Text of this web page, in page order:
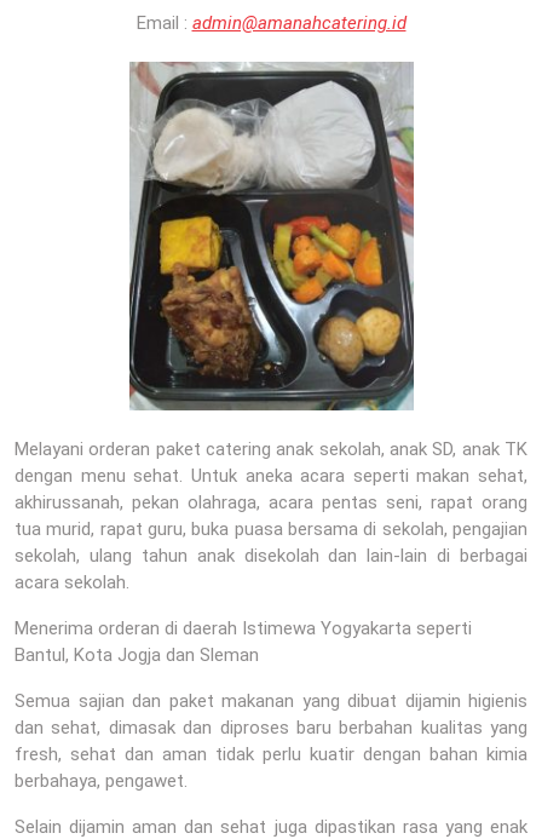
Email : admin@amanahcatering.id
Melayani orderan paket catering anak sekolah, anak SD, anak TK
dengan menu sehat. Untuk aneka acara seperti makan sehat,
akhirussanah, pekan olahraga, acara pentas seni, rapat orang
tua murid, rapat guru, buka puasa bersama di sekolah, pengajian
sekolah, ulang tahun anak disekolah dan lain-lain di berbagai
acara sekolah.
Menerima orderan di daerah Istimewa Yogyakarta seperti
Bantul, Kota Jogja dan Sleman
Semua sajian dan paket makanan yang dibuat dijamin higienis
dan sehat, dimasak dan diproses baru berbahan kualitas yang
fresh, sehat dan aman tidak perlu kuatir dengan bahan kimia
berbahaya, pengawet.
Selain dijamin aman dan sehat juga dipastikan rasa yang enak